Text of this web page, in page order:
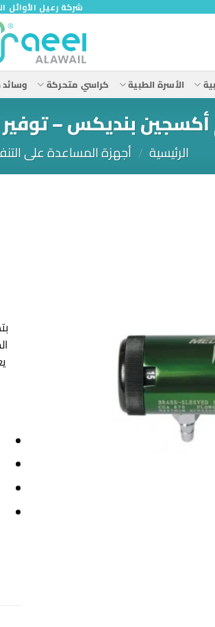
شركة رعيل الأوائل
الأسرة الطبية كراسي متحركة
بنديكس – توفير
الرئيسية / أجهزة المساعدة على